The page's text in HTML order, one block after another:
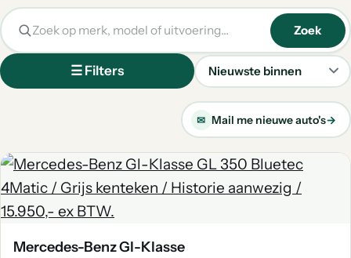
☰ Filters
Sorteren
Zoek
✉ Mail me nieuwe auto's→
Mercedes-Benz Gl-Klasse